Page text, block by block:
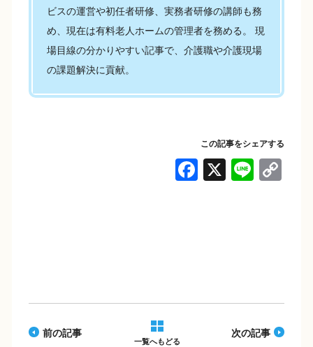
ビスの運営や初任者研修、実務者研修の講師も務
め、現在は有料老人ホームの管理者を務める。 現
場目線の分かりやすい記事で、介護職や介護現場
の課題解決に貢献。
この記事をシェアする
F
o
X Li
前の記事
一覧へもどる
次の記事